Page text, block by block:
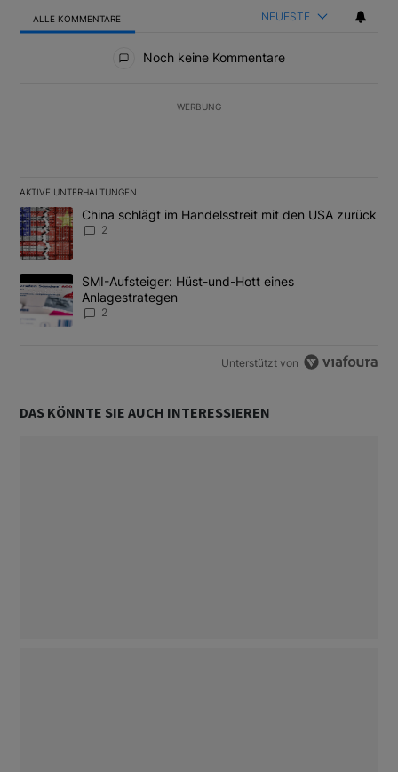
ALLE KOMMENTARE NEUESTE
Noch keine Kommentare
WERBUNG
AKTIVE UNTERHALTUNGEN
Das Folgende ist eine Liste der am meisten kommentierten
Ein Trendartikel mit dem Titel "China schlägt im Handelsstreit
China schlägt im Handelsstreit mit den USA zurück
2
Ein Trendartikel mit dem Titel "SMI-Aufsteiger: Hüst-und-Hott
SMI-Aufsteiger: Hüst-und-Hott eines
Anlagestrategen
2
Unterstützt von
DAS KÖNNTE SIE AUCH INTERESSIEREN